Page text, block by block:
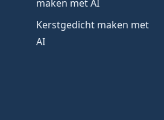
maken met AI
Kerstgedicht maken met
AI